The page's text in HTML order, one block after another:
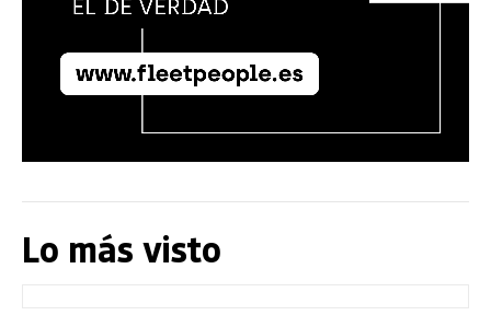
Lo más visto